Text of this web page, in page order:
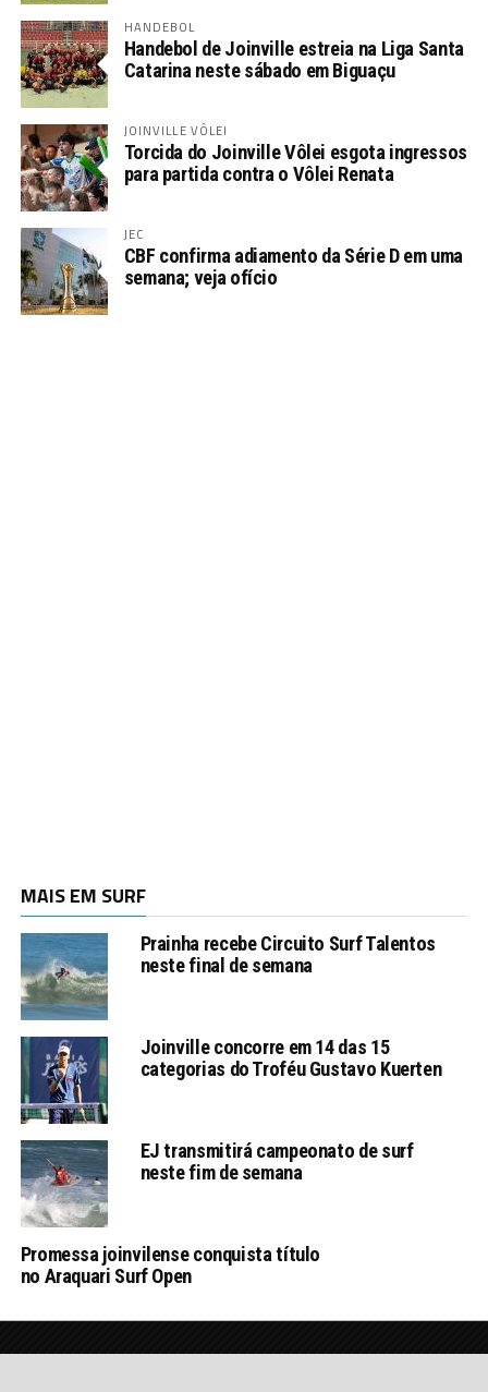
HANDEBOL
Handebol de Joinville estreia na Liga Santa
Catarina neste sábado em Biguaçu
JOINVILLE VÔLEI
Torcida do Joinville Vôlei esgota ingressos
para partida contra o Vôlei Renata
JEC
CBF confirma adiamento da Série D em uma
semana; veja ofício
MAIS EM SURF
Prainha recebe Circuito Surf Talentos
neste final de semana
Joinville concorre em 14 das 15
categorias do Troféu Gustavo Kuerten
EJ transmitirá campeonato de surf
neste fim de semana
Promessa joinvilense conquista título
no Araquari Surf Open